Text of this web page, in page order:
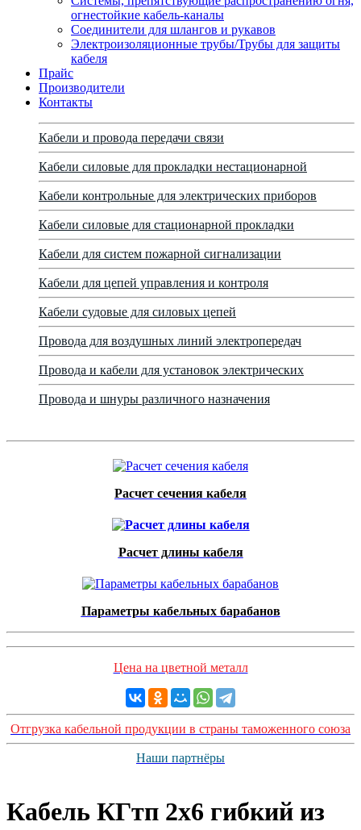
огнестойкие кабель-каналы
Соединители для шлангов и рукавов
Электроизоляционные трубы/Трубы для защиты
кабеля
Прайс
Производители
Контакты
Кабели и провода передачи связи
Кабели силовые для прокладки нестационарной
Кабели контрольные для электрических приборов
Кабели силовые для стационарной прокладки
Кабели для систем пожарной сигнализации
Кабели для цепей управления и контроля
Кабели судовые для силовых цепей
Провода для воздушных линий электропередач
Провода и кабели для установок электрических
Провода и шнуры различного назначения
Расчет сечения кабеля
Расчет длины кабеля
Параметры кабельных барабанов
Цена на цветной металл
Отгрузка кабельной продукции в страны таможенного союза
Наши партнёры
Кабель КГтп 2х6 гибкий из